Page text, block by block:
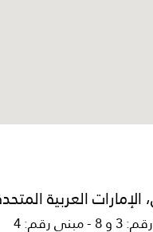
العربية
رقم: 4